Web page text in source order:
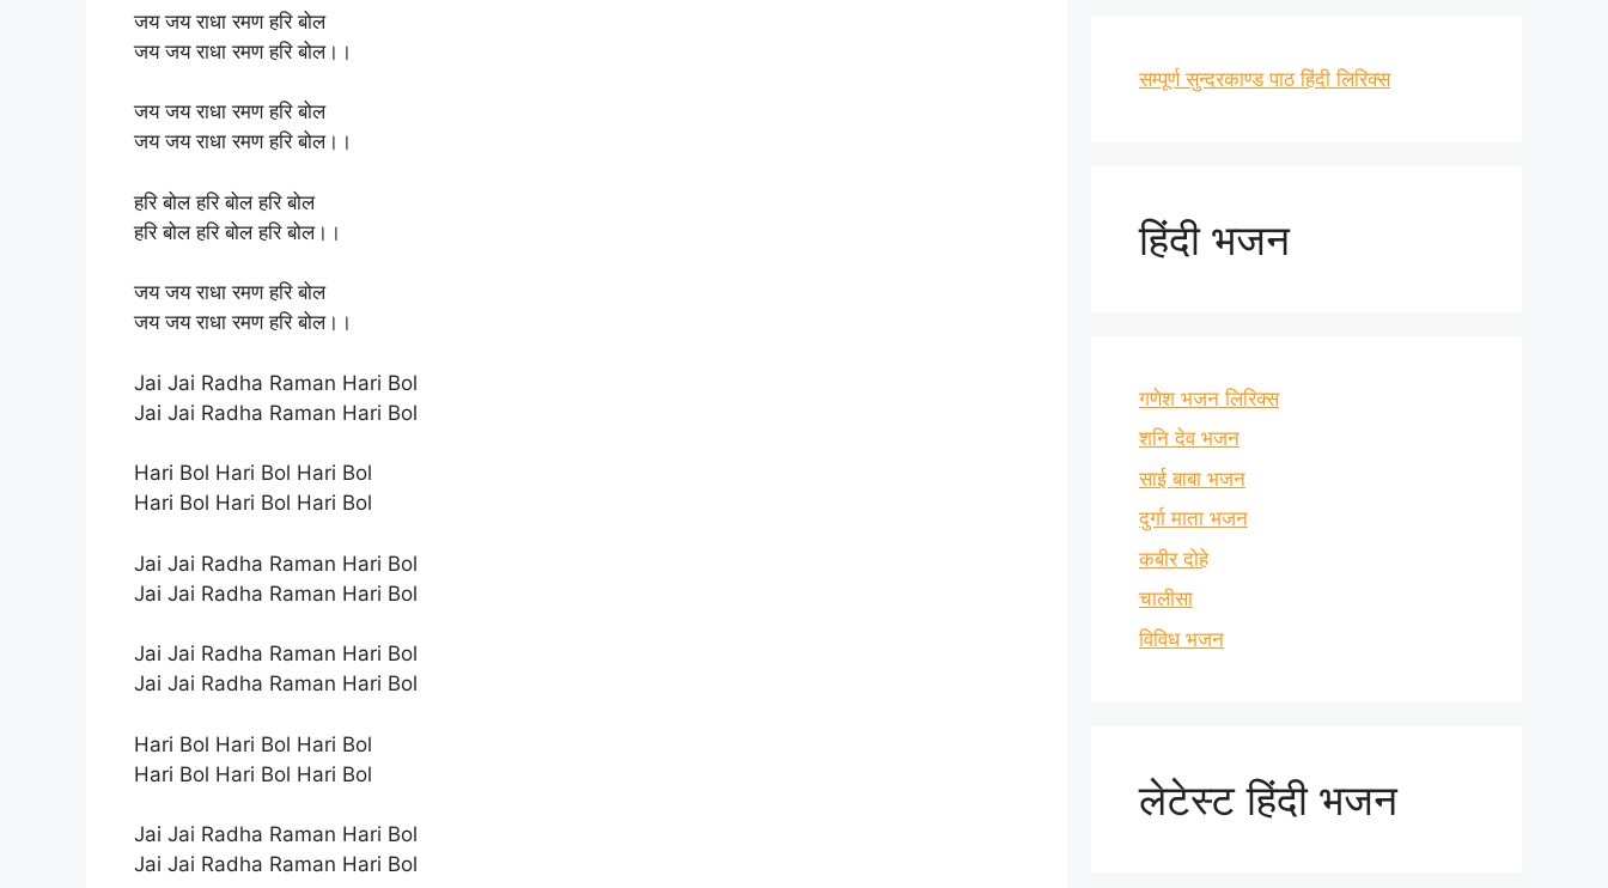
जय जय राधा रमण हरि बोल
जय जय राधा रमण हरि बोल।।
जय जय राधा रमण हरि बोल
जय जय राधा रमण हरि बोल।।
हरि बोल हरि बोल हरि बोल
हरि बोल हरि बोल हरि बोल।।
जय जय राधा रमण हरि बोल
जय जय राधा रमण हरि बोल।।
Jai Jai Radha Raman Hari Bol
Jai Jai Radha Raman Hari Bol
Hari Bol Hari Bol Hari Bol
Hari Bol Hari Bol Hari Bol
Jai Jai Radha Raman Hari Bol
Jai Jai Radha Raman Hari Bol
Jai Jai Radha Raman Hari Bol
Jai Jai Radha Raman Hari Bol
Hari Bol Hari Bol Hari Bol
Hari Bol Hari Bol Hari Bol
Jai Jai Radha Raman Hari Bol
Jai Jai Radha Raman Hari Bol
सम्पूर्ण सुन्दरकाण्ड पाठ हिंदी लिरिक्स
हिंदी भजन
गणेश भजन लिरिक्स
शनि देव भजन
साई बाबा भजन
दुर्गा माता भजन
कबीर दोहे
चालीसा
विविध भजन
लेटेस्ट हिंदी भजन